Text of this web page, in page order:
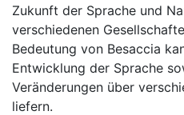
Zukunft der Sprache und
verschiedenen
Bedeutung von Besaccia
Entwicklung der Sprache
Veränderungen über
liefern.